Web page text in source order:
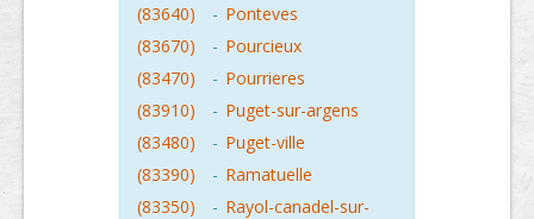
(83640)
- Ponteves
(83670)
- Pourcieux
(83470)
- Pourrieres
(83910)
- Puget-sur-argens
(83480)
- Puget-ville
(83390)
- Ramatuelle
(83350)
- Rayol-canadel-sur-